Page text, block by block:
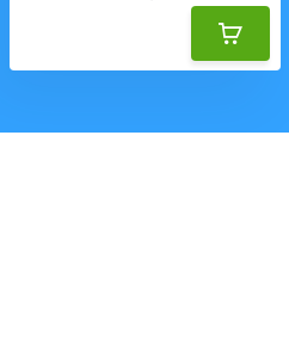
Een perfecte STEM
met vriendjes en